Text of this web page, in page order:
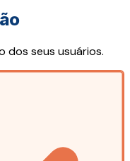
dos seus usuários.